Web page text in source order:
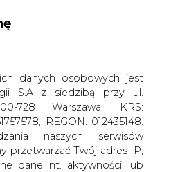
A A
ZALOGUJ SIĘ
danych osobowych jest
S.A z siedzibą przy ul.
728 Warszawa, KRS:
REGON: 012435148.
naszych serwisów
przetwarzać Twój adres IP,
dane nt. aktywności lub